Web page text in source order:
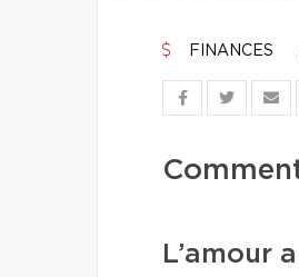
FINANCES
L’amour